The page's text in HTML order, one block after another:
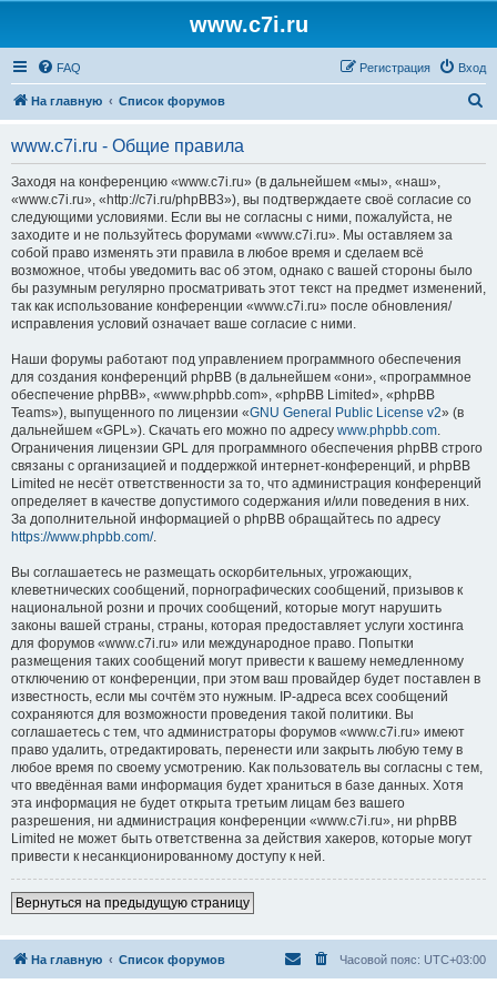
www.c7i.ru
FAQ Вход
Регистрация
На главную Список форумов
www.c7i.ru - Общие правила
Заходя на конференцию «www.c7i.ru» (в дальнейшем «мы», «наш»,
«www.c7i.ru», «http://c7i.ru/phpBB3»), вы подтверждаете своё согласие со
следующими условиями. Если вы не согласны с ними, пожалуйста, не
заходите и не пользуйтесь форумами «www.c7i.ru». Мы оставляем за
собой право изменять эти правила в любое время и сделаем всё
возможное, чтобы уведомить вас об этом, однако с вашей стороны было
бы разумным регулярно просматривать этот текст на предмет изменений,
так как использование конференции «www.c7i.ru» после обновления/
исправления условий означает ваше согласие с ними.
Наши форумы работают под управлением программного обеспечения
для создания конференций phpBB (в дальнейшем «они», «программное
обеспечение phpBB», «www.phpbb.com», «phpBB Limited», «phpBB
Teams»), выпущенного по лицензии «GNU General Public License v2» (в
дальнейшем «GPL»). Скачать его можно по адресу www.phpbb.com.
Ограничения лицензии GPL для программного обеспечения phpBB строго
связаны с организацией и поддержкой интернет-конференций, и phpBB
Limited не несёт ответственности за то, что администрация конференций
определяет в качестве допустимого содержания и/или поведения в них.
За дополнительной информацией о phpBB обращайтесь по адресу
https://www.phpbb.com/.
Вы соглашаетесь не размещать оскорбительных, угрожающих,
клеветнических сообщений, порнографических сообщений, призывов к
национальной розни и прочих сообщений, которые могут нарушить
законы вашей страны, страны, которая предоставляет услуги хостинга
для форумов «www.c7i.ru» или международное право. Попытки
размещения таких сообщений могут привести к вашему немедленному
отключению от конференции, при этом ваш провайдер будет поставлен в
известность, если мы сочтём это нужным. IP-адреса всех сообщений
сохраняются для возможности проведения такой политики. Вы
соглашаетесь с тем, что администраторы форумов «www.c7i.ru» имеют
право удалить, отредактировать, перенести или закрыть любую тему в
любое время по своему усмотрению. Как пользователь вы согласны с тем,
что введённая вами информация будет храниться в базе данных. Хотя
эта информация не будет открыта третьим лицам без вашего
разрешения, ни администрация конференции «www.c7i.ru», ни phpBB
Limited не может быть ответственна за действия хакеров, которые могут
привести к несанкционированному доступу к ней.
Вернуться на предыдущую страницу
На главную Список форумов Часовой пояс: UTC+03:00